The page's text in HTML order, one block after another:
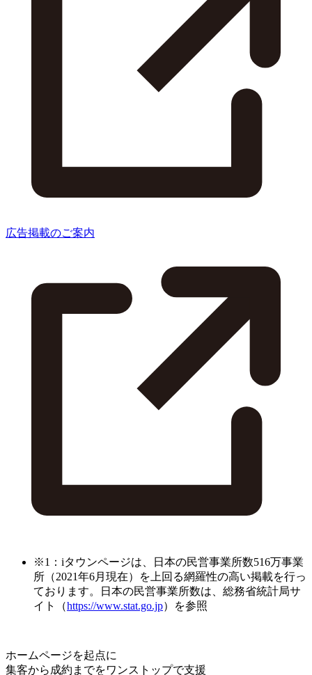
広告掲載のご案内
※1：iタウンページは、日本の民営事業所数516万事業
所（2021年6月現在）を上回る網羅性の高い掲載を行っ
ております。日本の民営事業所数は、総務省統計局サ
イト（https://www.stat.go.jp）を参照
ホームページを起点に
集客から成約までをワンストップで支援